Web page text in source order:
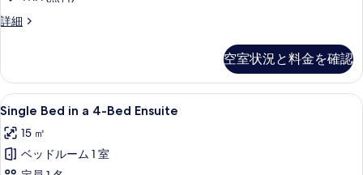
み
写
表
示
す
る
詳細
Double
細
空室状況と料金を確認
Single
Bed
in
a
防音設備、WiFi (無料)、客室ごとに
6
Single Bed in a 4-Bed Ensuite
15 ㎡
ベッドルーム 1 室